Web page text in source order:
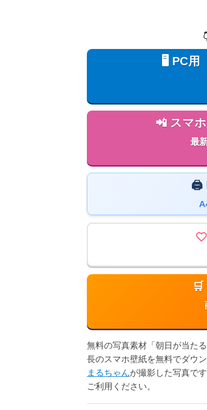
🖥️ PC用
📲 スマ
最
🖨️
無料の写真素材「朝日が当た
長のスマホ壁紙を無料でダウ
まるちゃんが撮影した写真で
ご利用ください。